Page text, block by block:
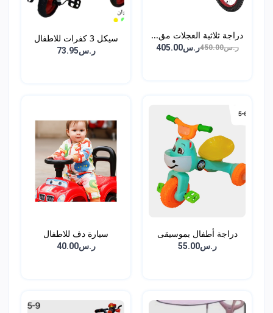
دراجة ثلاثية العجلات مق...
ر.س450.00 ر.س405.00
سيكل 3 كفرات للاطفال
ر.س73.95
دراجة أطفال بموسيقى
وان...ر.س55.00
سيارة دف للاطفال
ر.س40.00